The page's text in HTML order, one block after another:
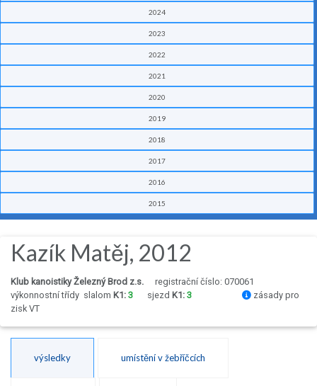
2024
2023
2022
2021
2020
2019
2018
2017
2016
2015
Kazík Matěj, 2012
Klub kanoistiky Železný Brod z.s.
registrační číslo: 070061
výkonnostní třídy slalom K1: 3 sjezd K1: 3
zásady pro
zisk VT
výsledky umístění v žebříčcích